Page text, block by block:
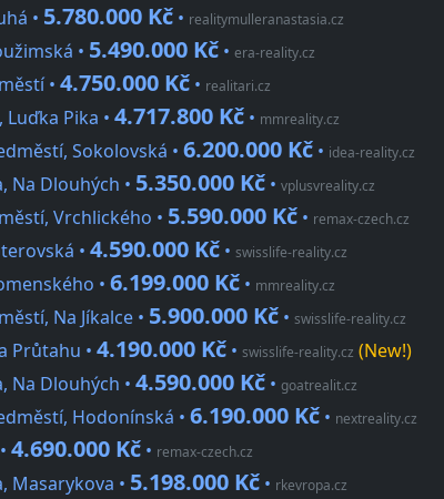
• 5.780.000 Kč • realitymulleranastasia.cz
• 5.490.000 Kč • era-reality.cz
• 4.750.000 Kč • realitari.cz
Luďka Pika • 4.717.800 Kč • mmreality.cz
Sokolovská • 6.200.000 Kč • idea-reality.cz
Na Dlouhých • 5.350.000 Kč • vplusvreality.cz
Vrchlického • 5.590.000 Kč • remax-czech.cz
• 4.590.000 Kč • swisslife-reality.cz
• 6.199.000 Kč • mmreality.cz
Na Jíkalce • 5.900.000 Kč • swisslife-reality.cz
Průtahu • 4.190.000 Kč • swisslife-reality.cz (New!)
Na Dlouhých • 4.590.000 Kč • goatrealit.cz
Hodonínská • 6.190.000 Kč • nextreality.cz
4.690.000 Kč • remax-czech.cz
Masarykova • 5.198.000 Kč • rkevropa.cz